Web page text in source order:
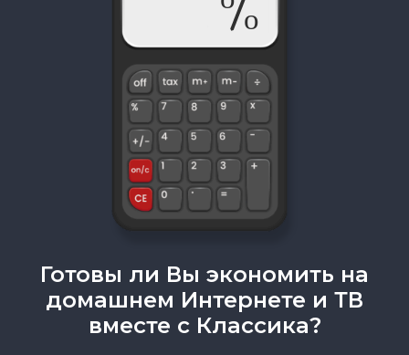
Готовы ли Вы экономить на
домашнем Интернете и ТВ
вместе с Классика?